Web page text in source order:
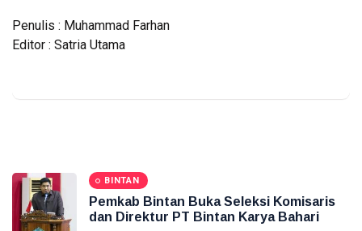
Penulis : Muhammad Farhan
Editor : Satria Utama
BINTAN
Pemkab Bintan Buka Seleksi Komisaris
dan Direktur PT Bintan Karya Bahari